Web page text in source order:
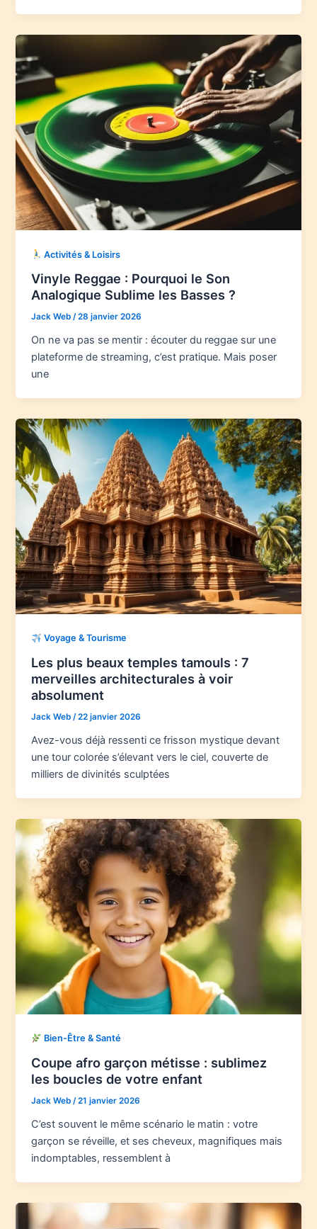
Activités & Loisirs
Vinyle Reggae : Pourquoi le Son
Analogique Sublime les Basses ?
Jack Web/28 janvier 2026
On ne va pas se mentir : écouter du reggae sur une
plateforme de streaming, c’est pratique. Mais poser
une
Voyage & Tourisme
Les plus beaux temples tamouls : 7
merveilles architecturales à voir
absolument
Jack Web/22 janvier 2026
Avez-vous déjà ressenti ce frisson mystique devant
une tour colorée s’élevant vers le ciel, couverte de
milliers de divinités sculptées
Bien-Être & Santé
Coupe afro garçon métisse : sublimez
les boucles de votre enfant
Jack Web/21 janvier 2026
C’est souvent le même scénario le matin : votre
garçon se réveille, et ses cheveux, magnifiques mais
indomptables, ressemblent à